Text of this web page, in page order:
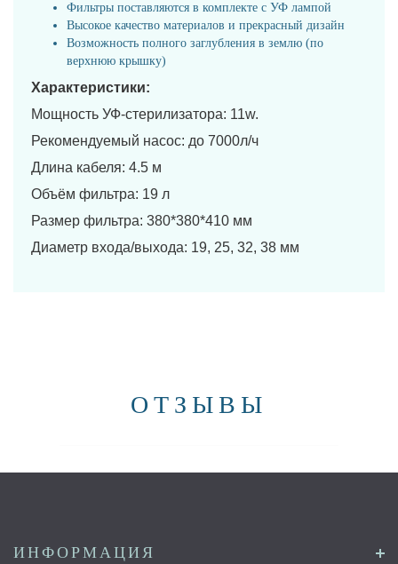
Фильтры поставляются в комплекте с УФ лампой
Высокое качество материалов и прекрасный дизайн
Возможность полного заглубления в землю (по
верхнюю крышку)
Характеристики:
Мощность УФ-стерилизатора: 11w.
Рекомендуемый насос: до 7000л/ч
Длина кабеля: 4.5 м
Объём фильтра: 19 л
Размер фильтра: 380*380*410 мм
Диаметр входа/выхода: 19, 25, 32, 38 мм
ОТЗЫВЫ
ИНФОРМАЦИЯ